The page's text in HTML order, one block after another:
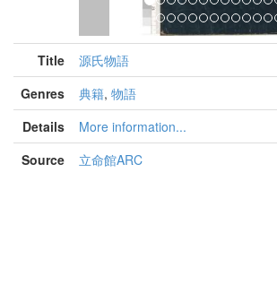
Title
源氏物語
Genres
典籍, 物語
Details
More information...
Source
立命館ARC